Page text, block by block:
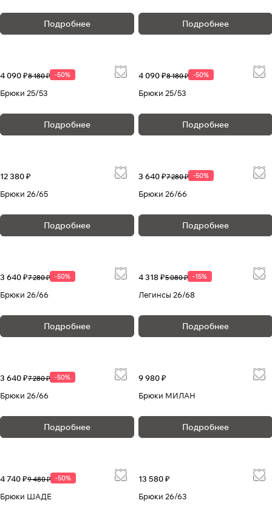
Подробнее Подробнее
4 090 ₽8 180 ₽ -50%
Брюки 25/53
Подробнее
4 090 ₽8 180 ₽ -50%
Брюки 25/53
Подробнее
12 380 ₽
Брюки 26/65
Подробнее
3 640 ₽7 280 ₽ -50%
Брюки 26/66
Подробнее
3 640 ₽7 280 ₽ -50%
Брюки 26/66
Подробнее
4 318 ₽5 080 ₽ -15%
Легинсы 26/68
Подробнее
3 640 ₽7 280 ₽ -50%
Брюки 26/66
Подробнее
9 980 ₽
Брюки МИЛАН
Подробнее
4 740 ₽9 480 ₽ -50%
Брюки ШАДЕ
13 580 ₽
Брюки 26/63